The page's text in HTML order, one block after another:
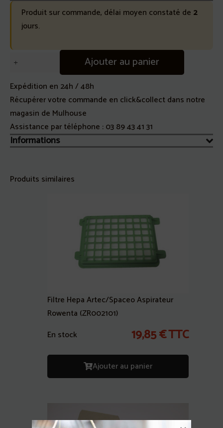
Produit sur commande, délai moyen constaté de 2
jours.
quantité
Sacs
microfibre
MegaAir
Type
P
Aspirateur
Ajouter au panier
Expédition en 24h / 48h
Récupérer votre commande en click&collect dans notre
magasin de Mulhouse
Assistance par téléphone :03 89 43 41 31
Informations
Produits similaires
Filtre Hepa Artec/Spaceo Aspirateur
Rowenta (ZR002101)
En stock
19,85€TTC
Ajouter au panier